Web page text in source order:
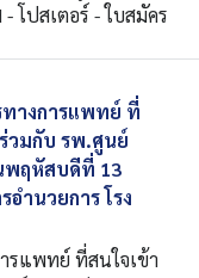
โปสเตอร์ - ใบสมัคร
างการแพทย์ ที่
วมกับ รพ.ศูนย์
พฤหัสบดีที่ 13
ำนวยการ โรง
รแพทย์ ที่สนใจเข้า